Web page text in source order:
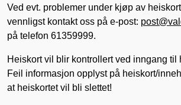
Ved evt. problemer under kjøp av
vennligst kontakt oss på e-post:
på telefon 61359999.
Heiskort vil blir kontrollert ved inngang til
Feil informasjon opplyst på heiskort/
at heiskortet vil bli slettet!